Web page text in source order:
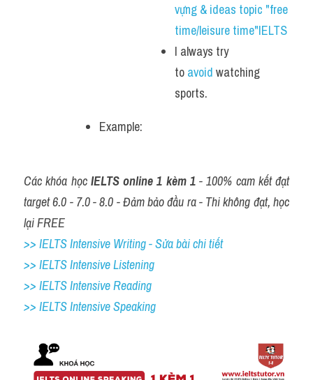
vựng & ideas topic "free
time/leisure time"IELTS
I always try
to avoid watching
sports.
Example:
Các khóa học IELTS online 1 kèm 1 - 100% cam kết đạt
target 6.0 - 7.0 - 8.0 - Đảm bảo đầu ra - Thi không đạt, học
lại FREE
>> IELTS Intensive Writing - Sửa bài chi tiết
>> IELTS Intensive Listening
>> IELTS Intensive Reading
>> IELTS Intensive Speaking